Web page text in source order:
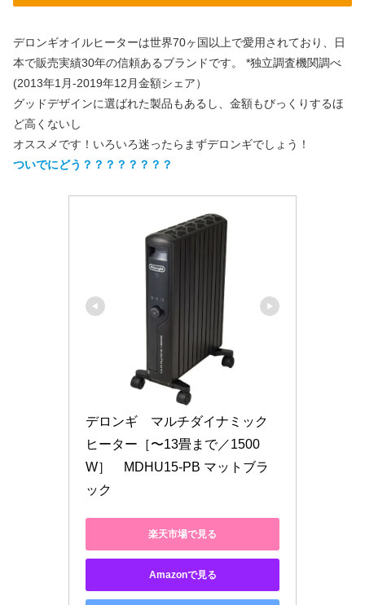
デロンギオイルヒーターは世界70ヶ国以上で愛用されており、日
本で販売実績30年の信頼あるブランドです。 *独立調査機関調べ
(2013年1月-2019年12月金額シェア）
グッドデザインに選ばれた製品もあるし、金額もびっくりするほ
ど高くないし
オススメです！いろいろ迷ったらまずデロンギでしょう！
ついでにどう？？？？？？？？
デロンギ　マルチダイナミック
ヒーター［〜13畳まで／1500
W］　MDHU15-PB マットブラ
ック
楽天市場で見る
Amazonで見る